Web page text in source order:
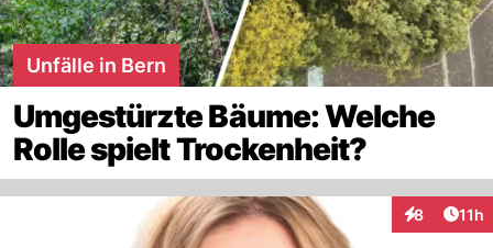
Unfälle in Bern
Umgestürzte Bäume: Welche
Rolle spielt Trockenheit?
8 11h